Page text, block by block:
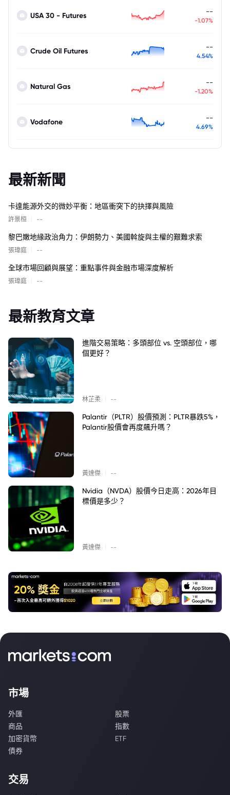
USA 30 - Futures --
-1.07%
Crude Oil Futures --
4.54%
Natural Gas --
-1.20%
Vodafone --
4.69%
最新新聞
卡達能源外交的微妙平衡：地區衝突下的抉擇與風險
許景桓 --
黎巴嫩地緣政治角力：伊朗勢力、美國斡旋與主權的艱難求索
張瑋庭 --
全球市場回顧與展望：重點事件與金融市場深度解析
張瑋庭 --
最新教育文章
進階交易策略：多頭部位 vs. 空頭部位，哪
個更好？
林芷柔 --
Palantir（PLTR）股價預測：PLTR暴跌5%，
Palantir股價會再度飆升嗎？
黃達傑 --
Nvidia（NVDA）股價今日走高：2026年目
標價是多少？
黃達傑 --
市場
外匯
股票
商品
指數
加密貨幣
ETF
債券
交易